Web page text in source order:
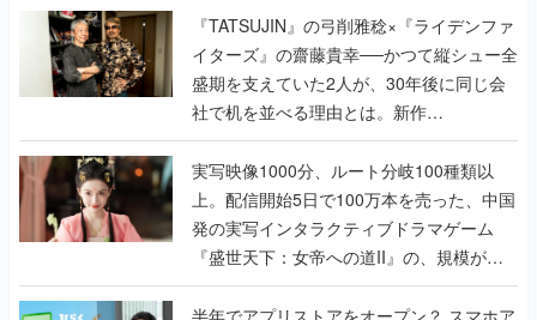
く
『TATSUJIN』の弓削雅稔×『ライデンファ
イターズ』の齋藤貴幸──かつて縦シュー全
盛期を支えていた2人が、30年後に同じ会
社で机を並べる理由とは。新作
『TATSUJIN EXTREME』で初タッグを組
んだレジェンド2人に訊く開発秘話
実写映像1000分、ルート分岐100種類以
上。配信開始5日で100万本を売った、中国
発の実写インタラクティブドラマゲーム
『盛世天下：女帝への道II』の、規模が違
うこだわりをプロデューサーに聞いた
半年でアプリストアをオープン？ スマホア